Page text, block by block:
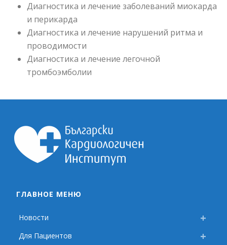
Диагностика и лечение заболеваний миокарда
и перикарда
Диагностика и лечение нарушений ритма и
проводимости
Диагностика и лечение легочной
тромбоэмболии
ГЛАВНОЕ МЕНЮ
Новости
Для Пациентов